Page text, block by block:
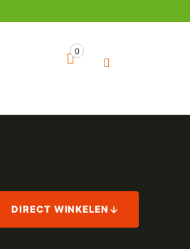
0
DIRECT WINKELEN